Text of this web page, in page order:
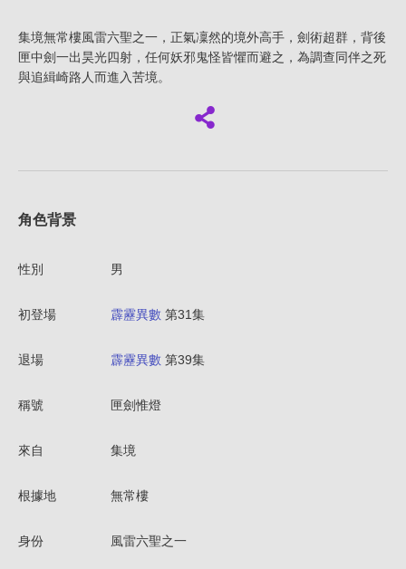
集境無常樓風雷六聖之一，正氣凜然的境外高手，劍術超群，背後
匣中劍一出昊光四射，任何妖邪鬼怪皆懼而避之，為調查同伴之死
與追緝崎路人而進入苦境。
角色背景
性別 男
初登場 霹靂異數 第31集
退場 霹靂異數 第39集
稱號 匣劍惟燈
來自 集境
根據地 無常樓
身份 風雷六聖之一